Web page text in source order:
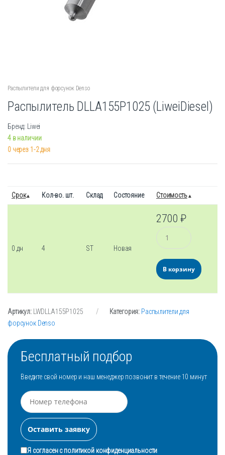
Распылители для форсунок Denso
Распылитель DLLA155P1025 (LiweiDiesel)
Бренд: Liwei
4 в наличии
0 через 1-2 дня
Срок Кол-во. шт. Склад Состояние Стоимость
0 дн 4 ST Новая
2700₽
Количество
В корзину
Артикул: LWDLLA155P1025 Категория: Распылители для
форсунок Denso
Бесплатный подбор
Введите свой номер и наш менеджер позвонит в течение 10 минут
Я согласен сполитикой конфиденциальности